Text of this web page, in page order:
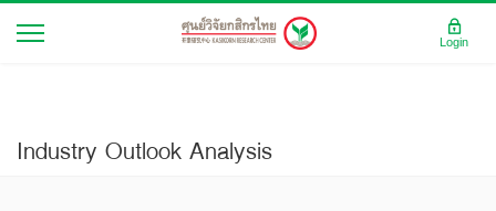
Industry Outlook Analysis
Login